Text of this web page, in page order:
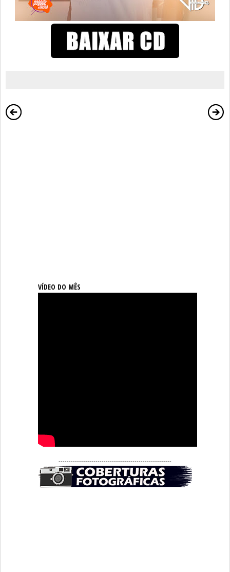
VÍDEO DO MÊS
-------------------------------------------------------